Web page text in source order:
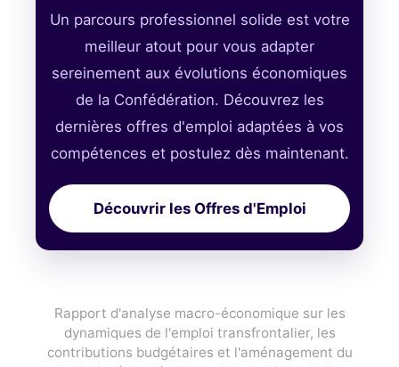
Un parcours professionnel solide est votre
meilleur atout pour vous adapter
sereinement aux évolutions économiques
de la Confédération. Découvrez les
dernières offres d'emploi adaptées à vos
compétences et postulez dès maintenant.
Découvrir les Offres d'Emploi
Rapport d'analyse macro-économique sur les
dynamiques de l'emploi transfrontalier, les
contributions budgétaires et l'aménagement du